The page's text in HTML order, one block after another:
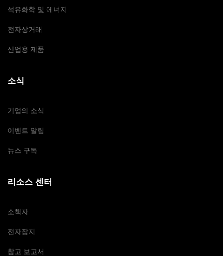
석유화학 및 에너지
전자상거래
산업용 제품
소식
기업의 소식
이벤트 알림
뉴스 구독
리소스 센터
소책자
전자잡지
참고 보고서